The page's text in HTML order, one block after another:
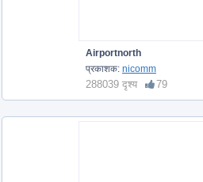
Airportnorth
प्रकाशक: nicomm
288039 दृश्य 79